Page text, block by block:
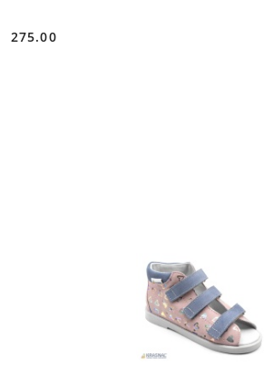
Cena:
275.00